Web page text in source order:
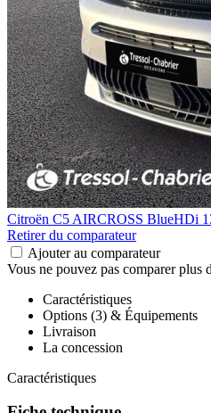
Citroën C5 AIRCROSS BlueHDi
Retirer du comparateur
Ajouter au comparateur
Vous ne pouvez pas comparer plus
Caractéristiques
Options (3) & Équipements
Livraison
La concession
Caractéristiques